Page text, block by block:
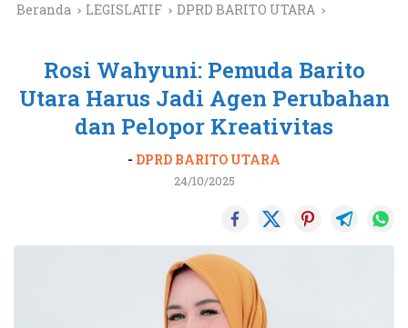
Beranda LEGISLATIF DPRD BARITO UTARA
Rosi Wahyuni: Pemuda Barito
Utara Harus Jadi Agen Perubahan
dan Pelopor Kreativitas
- DPRD BARITO UTARA
24/10/2025